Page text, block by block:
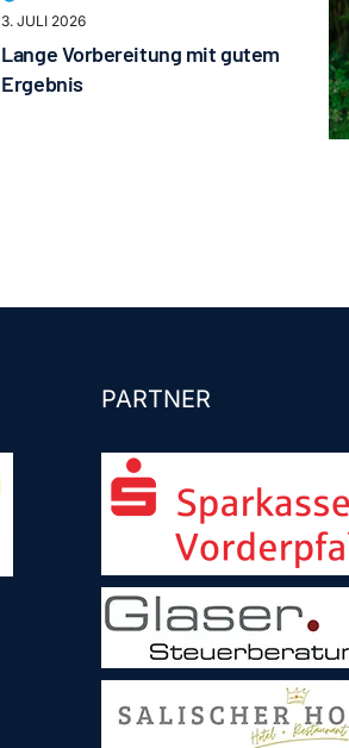
3. JULI 2026
Lange Vorbereitung mit gutem
Ergebnis
PARTNER